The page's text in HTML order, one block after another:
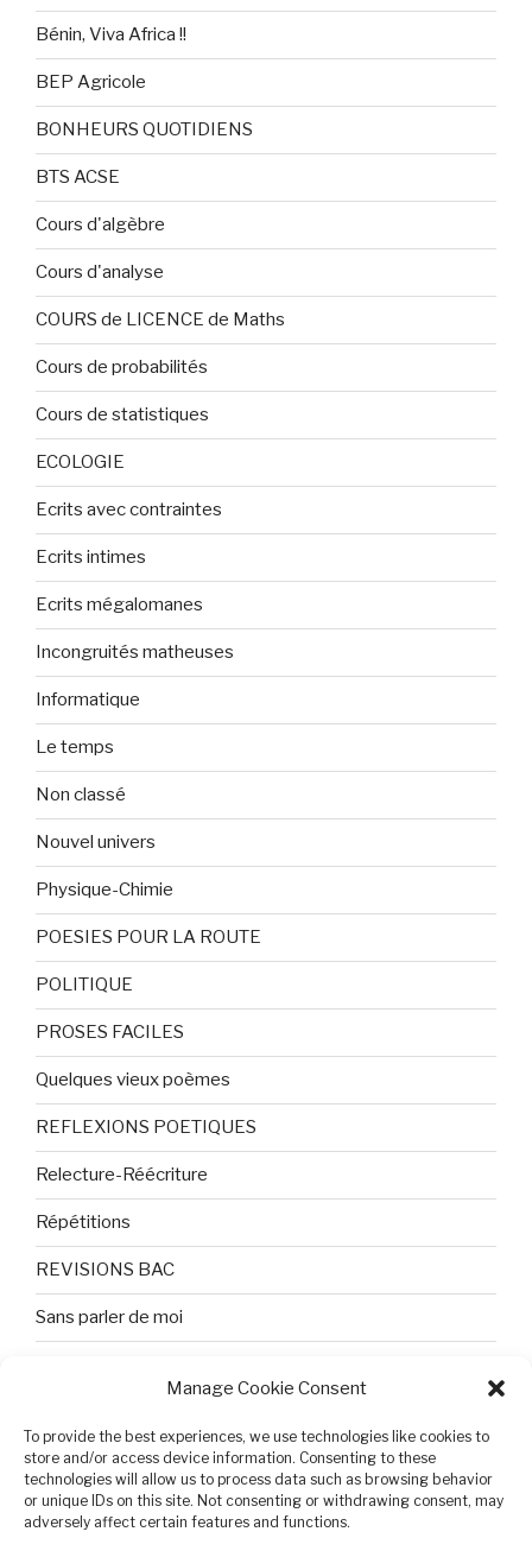
Manage Cookie Consent
To provide the best experiences, we use technologies like cookies to
store and/or access device information. Consenting to these
technologies will allow us to process data such as browsing behavior
or unique IDs on this site. Not consenting or withdrawing consent, may
adversely affect certain features and functions.
Bénin, Viva Africa !!
BEP Agricole
BONHEURS QUOTIDIENS
BTS ACSE
Cours d'algèbre
Cours d'analyse
COURS de LICENCE de Maths
Cours de probabilités
Cours de statistiques
ECOLOGIE
Ecrits avec contraintes
Ecrits intimes
Ecrits mégalomanes
Incongruités matheuses
Informatique
Le temps
Non classé
Nouvel univers
Physique-Chimie
POESIES POUR LA ROUTE
POLITIQUE
PROSES FACILES
Quelques vieux poèmes
REFLEXIONS POETIQUES
Relecture-Réécriture
Répétitions
REVISIONS BAC
Sans parler de moi
Tristesse et attente
Variable complexe